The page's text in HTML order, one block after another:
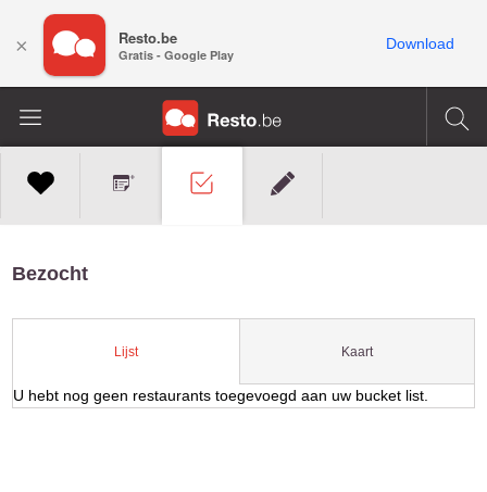
Bezocht
Lijst Kaart
U hebt nog geen restaurants toegevoegd aan uw bucket list.
× Resto.be
Gratis - Google Play
Download